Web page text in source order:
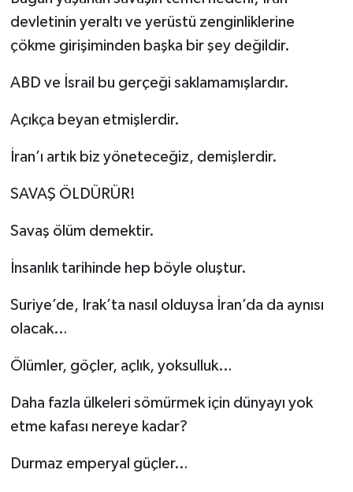
devletinin yeraltı ve yerüstü zenginliklerine
çökme girişiminden başka bir şey değildir.
ABD ve İsrail bu gerçeği saklamamışlardır.
Açıkça beyan etmişlerdir.
İran’ı artık biz yöneteceğiz, demişlerdir.
SAVAŞ ÖLDÜRÜR!
Savaş ölüm demektir.
İnsanlık tarihinde hep böyle oluştur.
Suriye’de, Irak’ta nasıl olduysa İran’da da aynısı
olacak…
Ölümler, göçler, açlık, yoksulluk…
Daha fazla ülkeleri sömürmek için dünyayı yok
etme kafası nereye kadar?
Durmaz emperyal güçler…